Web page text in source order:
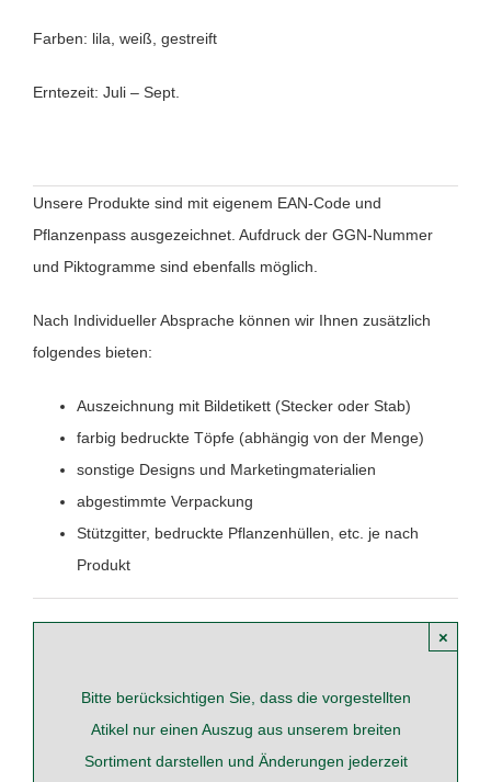
Farben: lila, weiß, gestreift
Erntezeit: Juli – Sept.
Unsere Produkte sind mit eigenem EAN-Code und
Pflanzenpass ausgezeichnet. Aufdruck der GGN-Nummer
und Piktogramme sind ebenfalls möglich.
Nach Individueller Absprache können wir Ihnen zusätzlich
folgendes bieten:
Auszeichnung mit Bildetikett (Stecker oder Stab)
farbig bedruckte Töpfe (abhängig von der Menge)
sonstige Designs und Marketingmaterialien
abgestimmte Verpackung
Stützgitter, bedruckte Pflanzenhüllen, etc. je nach
Produkt
Bitte berücksichtigen Sie, dass die vorgestellten
Atikel nur einen Auszug aus unserem breiten
Sortiment darstellen und Änderungen jederzeit
×